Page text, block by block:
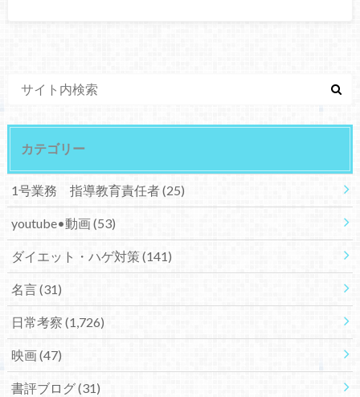
カテゴリー
1号業務 指導教育責任者(25)
youtube•動画(53)
ダイエット・ハゲ対策(141)
名言(31)
日常考察 (1,726)
映画(47)
書評ブログ(31)